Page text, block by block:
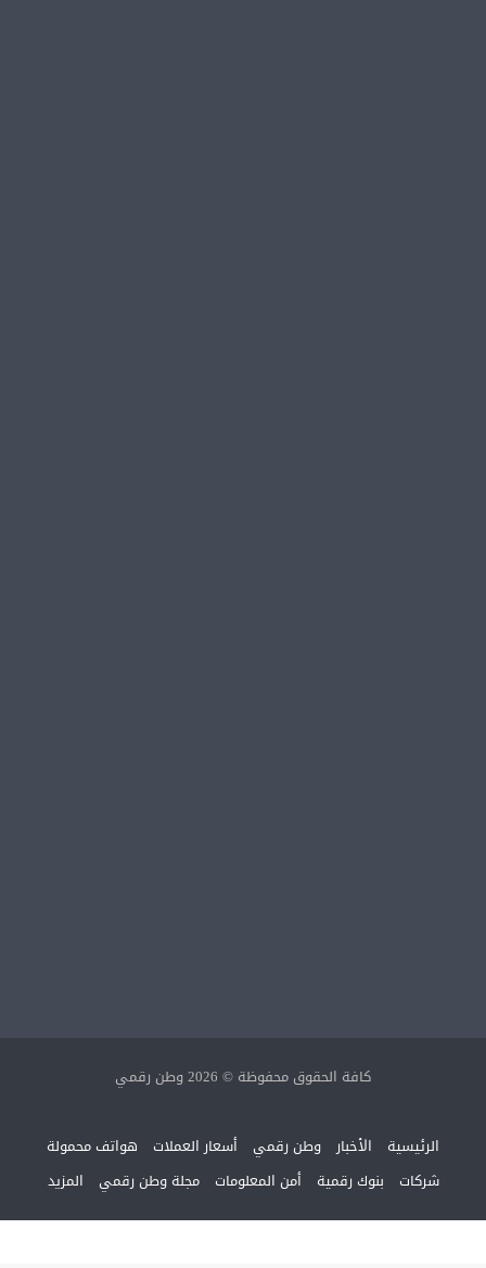
كافة الحقوق محفوظة © 2026 وطن رقمي
الرئيسية الأخبار وطن رقمي أسعار العملات هواتف محمولة
شركات بنوك رقمية أمن المعلومات مجلة وطن رقمي المزيد